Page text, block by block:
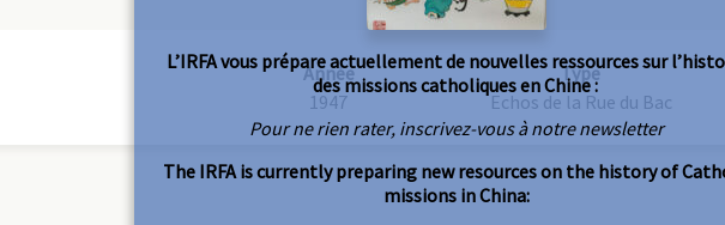
Année
1947
Type
Echos de la Rue du Bac
L’IRFA vous prépare actuellement de nouvelles ressources sur
des missions catholiques en Chine :
Pour ne rien rater, inscrivez-vous à notre newsletter
The IRFA is currently preparing new resources on the history of
missions in China: